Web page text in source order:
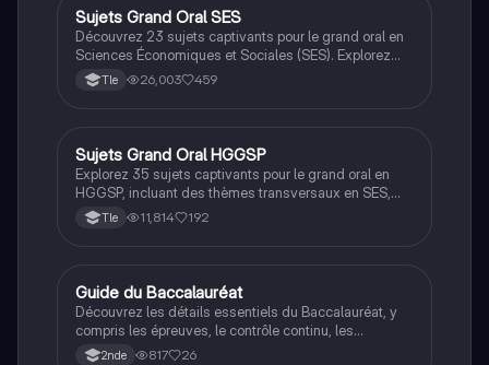
des enjeux contemporains.
Grand oral
Sujets Grand Oral SES
Découvrez 23 sujets captivants pour le grand oral en
Sciences Économiques et Sociales (SES). Explorez
des thèmes variés tels que la dette publique, les
inégalités scolaires, le bitcoin, et l'impact des réseaux
Type : liste de sujets.
Tle 26,003 459
Grand oral
Sujets Grand Oral HGGSP
Explorez 35 sujets captivants pour le grand oral en
HGGSP, incluant des thèmes transversaux en SES,
HLP et AMC. Ce document aborde des questions
cruciales telles que le droit international, la
préparation. Idéal pour les étudiants souhaitant
approfondir leur compréhension des conflits globaux
et des dynamiques politiques.
Tle 11,814 192
Grand oral
Guide du Baccalauréat
Découvrez les détails essentiels du Baccalauréat, y
compris les épreuves, le contrôle continu, les
coefficients des matières, et les options disponibles.
2nde 817 26